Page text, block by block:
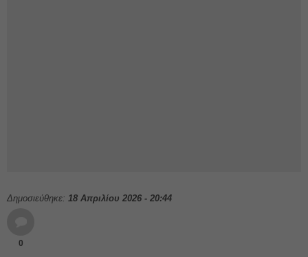
Δημοσιεύθηκε: 18 Απριλίου 2026 - 20:44
0